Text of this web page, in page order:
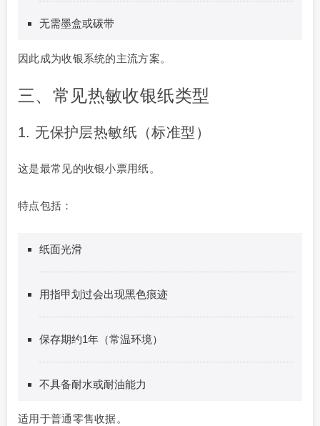
无需墨盒或碳带
因此成为收银系统的主流方案。
三、常见热敏收银纸类型
1. 无保护层热敏纸（标准型）
这是最常见的收银小票用纸。
特点包括：
纸面光滑
用指甲划过会出现黑色痕迹
保存期约1年（常温环境）
不具备耐水或耐油能力
适用于普通零售收据。